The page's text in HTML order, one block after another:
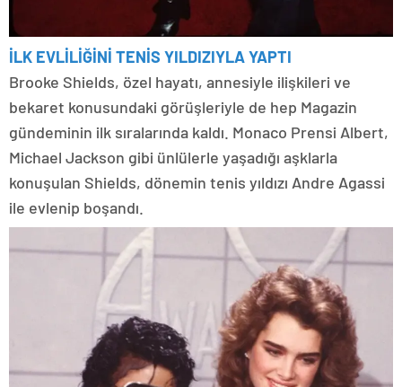
İLK EVLİLİĞİNİ TENİS YILDIZIYLA YAPTI
Brooke Shields, özel hayatı, annesiyle ilişkileri ve
bekaret konusundaki görüşleriyle de hep Magazin
gündeminin ilk sıralarında kaldı. Monaco Prensi Albert,
Michael Jackson gibi ünlülerle yaşadığı aşklarla
konuşulan Shields, dönemin tenis yıldızı Andre Agassi
ile evlenip boşandı.